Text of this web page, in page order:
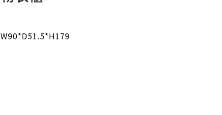
W90*D51.5*H179